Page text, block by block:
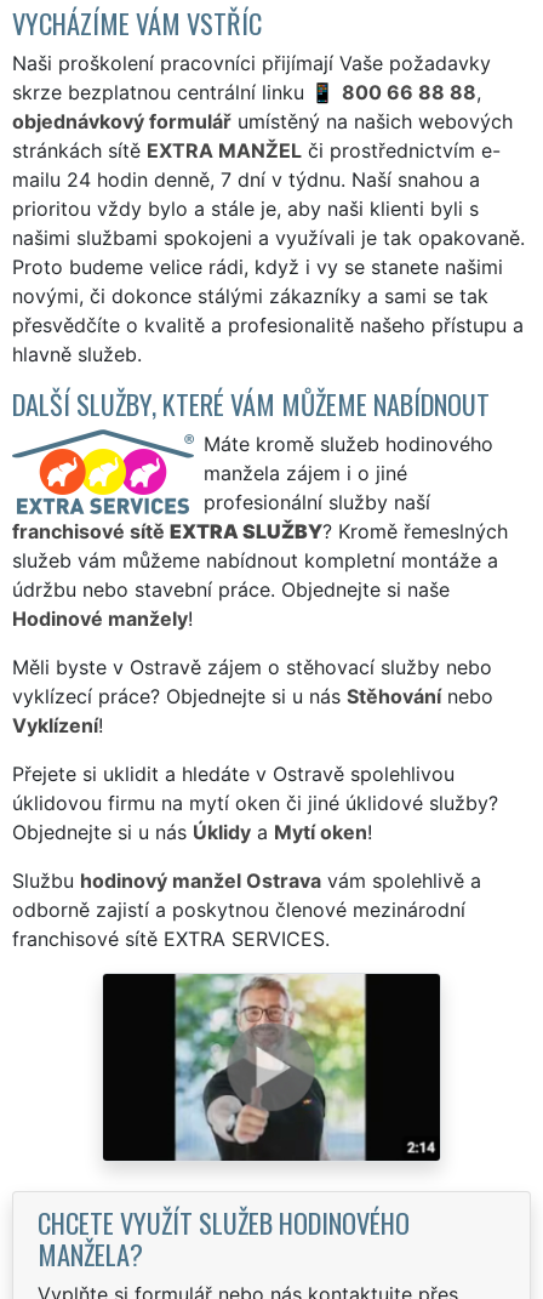
VYCHÁZÍME VÁM VSTŘÍC
Naši proškolení pracovníci přijímají Vaše požadavky
skrze bezplatnou centrální linku
800 66 88 88,
objednávkový formulář umístěný na našich webových
stránkách sítě EXTRA MANŽEL či prostřednictvím e-
mailu 24 hodin denně, 7 dní v týdnu. Naší snahou a
prioritou vždy bylo a stále je, aby naši klienti byli s
našimi službami spokojeni a využívali je tak opakovaně.
Proto budeme velice rádi, když i vy se stanete našimi
novými, či dokonce stálými zákazníky a sami se tak
přesvědčíte o kvalitě a profesionalitě našeho přístupu a
hlavně služeb.
DALŠÍ SLUŽBY, KTERÉ VÁM MŮŽEME NABÍDNOUT
Máte kromě služeb hodinového
manžela zájem i o jiné
profesionální služby naší
franchisové sítě EXTRA SLUŽBY? Kromě řemeslných
služeb vám můžeme nabídnout kompletní montáže a
údržbu nebo stavební práce. Objednejte si naše
Hodinové manžely!
Měli byste v Ostravě zájem o stěhovací služby nebo
vyklízecí práce? Objednejte si u nás Stěhovánínebo
Vyklízení!
Přejete si uklidit a hledáte v Ostravě spolehlivou
úklidovou firmu na mytí oken či jiné úklidové služby?
Objednejte si u nás Úklidy a Mytí oken!
Službu hodinový manžel Ostrava vám spolehlivě a
odborně zajistí a poskytnou členové mezinárodní
franchisové sítě EXTRA SERVICES.
CHCETE VYUŽÍT SLUŽEB HODINOVÉHO
MANŽELA?
Vyplňte si formulář nebo nás kontaktujte přes